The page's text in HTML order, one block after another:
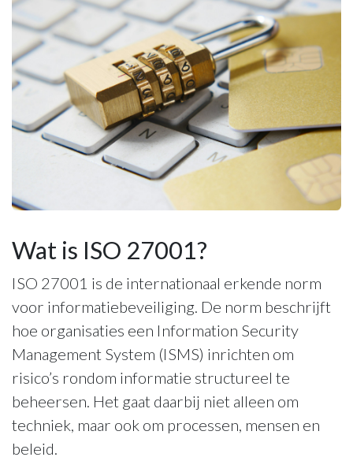
Wat is ISO 27001?
ISO 27001 is de internationaal erkende norm
voor informatiebeveiliging. De norm beschrijft
hoe organisaties een Information Security
Management System (ISMS) inrichten om
risico’s rondom informatie structureel te
beheersen. Het gaat daarbij niet alleen om
techniek, maar ook om processen, mensen en
beleid.